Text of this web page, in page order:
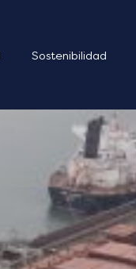
Sostenibilidad